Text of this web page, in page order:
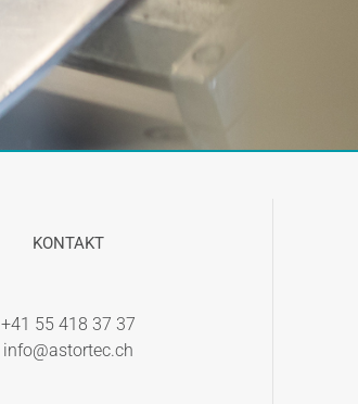
KONTAKT
+41 55 418 37 37
info@astortec.ch